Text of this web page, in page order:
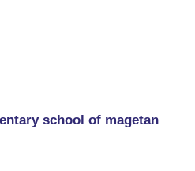
school of magetan